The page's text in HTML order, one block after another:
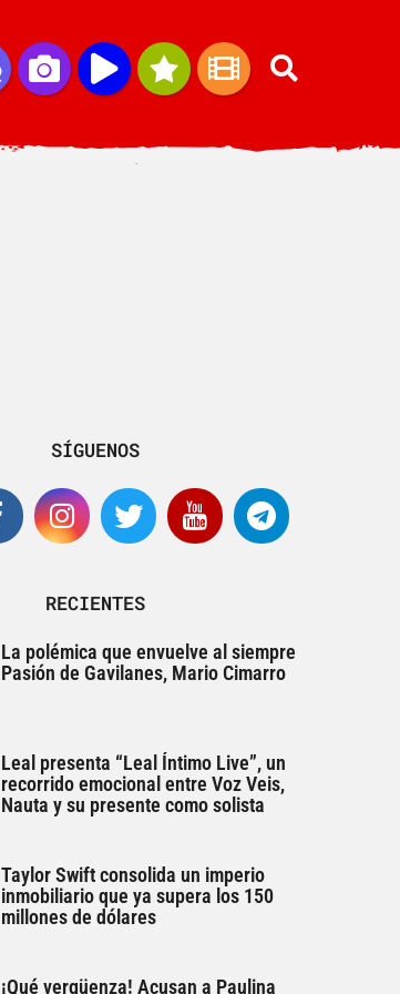
SÍGUENOS
RECIENTES
La polémica que envuelve al siempre
Pasión de Gavilanes, Mario Cimarro
Leal presenta “Leal Íntimo Live”, un
recorrido emocional entre Voz Veis,
Nauta y su presente como solista
Taylor Swift consolida un imperio
inmobiliario que ya supera los 150
millones de dólares
¡Qué vergüenza! Acusan a Paulina